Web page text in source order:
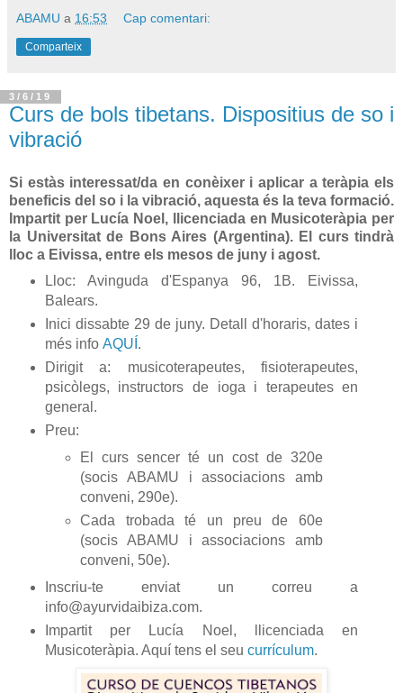
ABAMU a 16:53 Cap comentari:
Comparteix
3/6/19
Curs de bols tibetans. Dispositius de so i
vibració
Si estàs interessat/da en conèixer i aplicar a teràpia els
beneficis del so i la vibració, aquesta és la teva formació.
Impartit per Lucía Noel, llicenciada en Musicoteràpia per
la Universitat de Bons Aires (Argentina). El curs tindrà
lloc a Eivissa, entre els mesos de juny i agost.
Lloc: Avinguda d'Espanya 96, 1B. Eivissa,
Balears.
Inici dissabte 29 de juny. Detall d'horaris, dates i
més info AQUÍ .
Dirigit a: musicoterapeutes, fisioterapeutes,
psicòlegs, instructors de ioga i terapeutes en
general.
Preu:
El curs sencer té un cost de 320e
(socis ABAMU i associacions amb
conveni, 290e).
Cada trobada té un preu de 60e
(socis ABAMU i associacions amb
conveni, 50e).
Inscriu-te enviat un correu a
info@ayurvidaibiza.com.
Impartit per Lucía Noel, llicenciada en
Musicoteràpia. Aquí tens el seu currículum.